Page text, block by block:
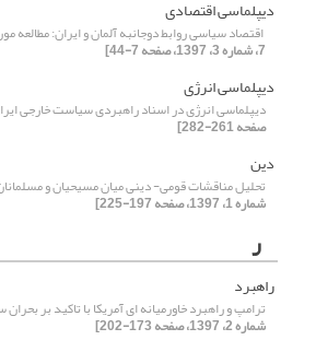
دیپلماسی اقتصادی
اقتصاد سیاسی روابط دوجانبه آلمان و ایران: مطالعه
7، شماره 3، 1397، صفحه 7-44]
دیپلماسی انرژی
دیپلماسی انرژی در اسناد راهبردی سیاست خارجی
صفحه 261-282]
دین
تحلیل مناقشات قومی- دینی میان مسیحیان و
شماره 1، 1397، صفحه 197-225]
ر
راهبرد
ترامپ و راهبرد خاورمیانه ای آمریکا با تاکید بر
شماره 2، 1397، صفحه 173-202]